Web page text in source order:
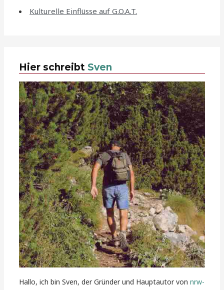
Kulturelle Einflüsse auf G.O.A.T.
Hier schreibt Sven
Hallo, ich bin Sven, der Gründer und Hauptautor vonnrw-